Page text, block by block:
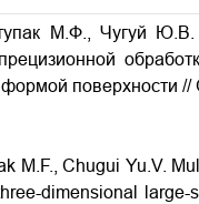
М.Ф., Чугуй Ю.В.
поверхности
M.F., Chugui Yu.V.
dimensional